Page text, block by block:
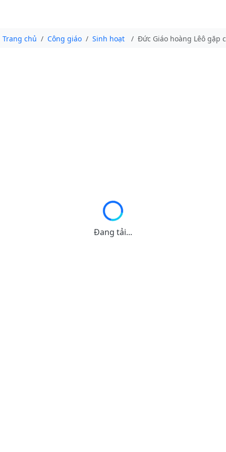
Trang chủ Công giáo Sinh hoạt Đức Giáo hoàng Lêô gặp
Đang tải...